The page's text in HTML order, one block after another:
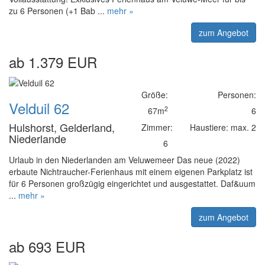
zu 6 Personen (+1 Bab ... mehr »
zum Angebot
ab 1.379 EUR
Velduil 62
Hulshorst, Gelderland,
Niederlande
Größe:
67m2
Zimmer:
6
Personen:
6
Haustiere: max. 2
Urlaub in den Niederlanden am Veluwemeer Das neue (2022)
erbaute Nichtraucher-Ferienhaus mit einem eigenen Parkplatz ist
für 6 Personen großzügig eingerichtet und ausgestattet. Daf&uum
... mehr »
zum Angebot
ab 693 EUR